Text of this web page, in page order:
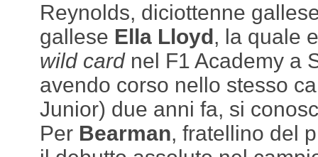
Reynolds, diciottenne
gallese Ella Lloyd , la quale
wild cardnel F1 Academy a
avendo corso nello stesso
Junior) due anni fa, si
Per Bearman, fratellino del